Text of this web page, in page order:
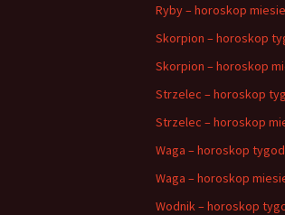
Ryby – horoskop
Skorpion – horoskop
Skorpion – horoskop
Strzelec – horoskop
Strzelec – horoskop
Waga – horoskop
Waga – horoskop
Wodnik – horoskop